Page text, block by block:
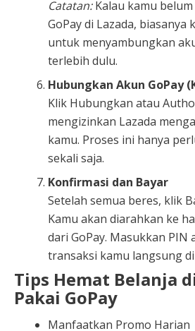
Catatan:Kalau kamu
GoPay di Lazada, biasanya
untuk menyambungkan
terlebih dulu.
Hubungkan Akun GoPay
Klik Hubungkan atau
mengizinkan Lazada
kamu. Proses ini hanya
sekali saja.
Konfirmasi dan Bayar
Setelah semua beres, klik
Kamu akan diarahkan ke
dari GoPay. Masukkan PIN
transaksi kamu langsung
Tips Hemat Belanja
Pakai GoPay
Manfaatkan Promo Harian